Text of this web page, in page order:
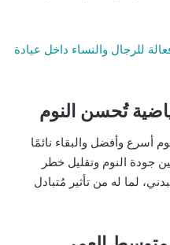
للرجال والنساء داخل عيادة
أسرع وأفضل والبقاء نائمًا
جودة النوم وتقليل خطر
لما له من تأثير مُتبادل